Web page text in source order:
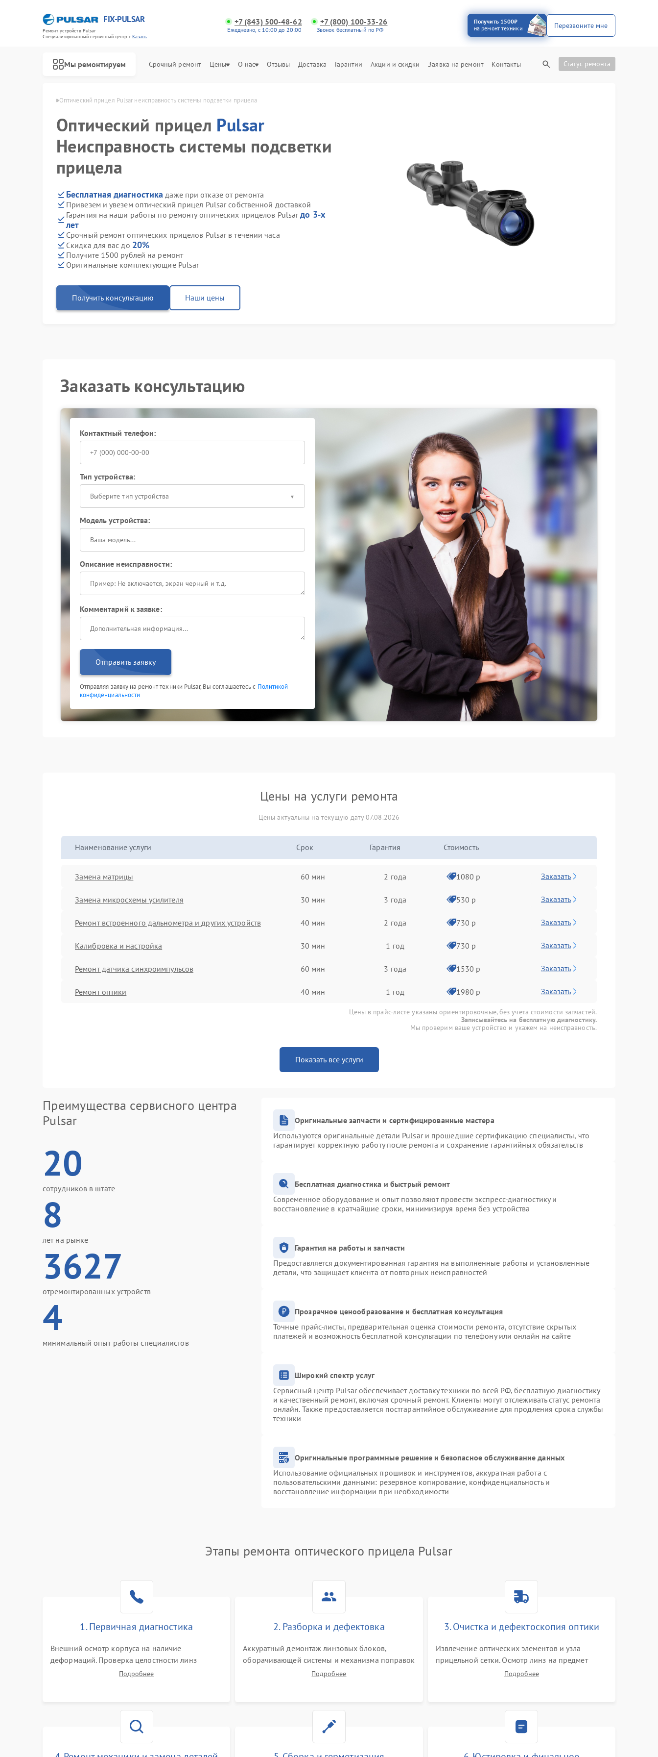
FIX-PULSAR
Ремонт устройств Pulsar
Специализированный cервисный центр г.Казань
+7 (843) 500-48-62
Ежедневно, с 10:00 до 20:00
+7 (800) 100-33-26
Звонок бесплатный по РФ
Получить 1500₽
на ремонт техники
Перезвоните мне
Мы ремонтируем Срочный ремонт Цены О нас Отзывы Доставка Гарантии Акции и скидки Заявка на ремонт Контакты Статус ремонта
Оптический прицел Pulsar неисправность системы подсветки прицела
Оптический прицел Pulsar
Неисправность системы подсветки
прицела
Бесплатная диагностика даже при отказе от ремонта
Привезем и увезем оптический прицел Pulsar собственной доставкой
Гарантия на наши работы по ремонту оптических прицелов Pulsarдо 3-х
лет
Срочный ремонт оптических прицелов Pulsar в течении часа
Скидка для вас до 20%
Получите 1500 рублей на ремонт
Оригинальные комплектующие Pulsar
Получить консультацию Наши цены
Заказать консультацию
Контактный телефон:
Тип устройства:
Выберите тип устройства
Модель устройства:
Описание неисправности:
Комментарий к заявке:
Отправить заявку
Отправляя заявку на ремонт техники Pulsar, Вы соглашаетесь с Политикой
конфиденциальности
Цены на услуги ремонта
Цены актуальны на текущую дату 07.08.2026
Наименование услуги Срок Гарантия Стоимость
Замена матрицы 60 мин 2 года 1080 р Заказать
Замена микросхемы усилителя 30 мин 3 года 530 р Заказать
Ремонт встроенного дальнометра и других устройств 40 мин 2 года 730 р Заказать
Калибровка и настройка 30 мин 1 год 730 р Заказать
Ремонт датчика синхроимпульсов 60 мин 3 года 1530 р Заказать
Ремонт оптики 40 мин 1 год 1980 р Заказать
Цены в прайс-листе указаны ориентировочные, без учета стоимости запчастей.
Записывайтесь на бесплатную диагностику.
Мы проверим ваше устройство и укажем на неисправность.
Показать все услуги
Преимущества сервисного центра
Pulsar
20
сотрудников в штате
8
лет на рынке
3627
отремонтированных устройств
4
минимальный опыт работы специалистов
Оригинальные запчасти и сертифицированные мастера
Используются оригинальные детали Pulsar и прошедшие сертификацию специалисты, что
гарантирует корректную работу после ремонта и сохранение гарантийных обязательств
Бесплатная диагностика и быстрый ремонт
Современное оборудование и опыт позволяют провести экспресс-диагностику и
восстановление в кратчайшие сроки, минимизируя время без устройства
Гарантия на работы и запчасти
Предоставляется документированная гарантия на выполненные работы и установленные
детали, что защищает клиента от повторных неисправностей
Прозрачное ценообразование и бесплатная консультация
Точные прайс-листы, предварительная оценка стоимости ремонта, отсутствие скрытых
платежей и возможность бесплатной консультации по телефону или онлайн на сайте
Широкий спектр услуг
Сервисный центр Pulsar обеспечивает доставку техники по всей РФ, бесплатную диагностику
и качественный ремонт, включая срочный ремонт. Клиенты могут отслеживать статус ремонта
онлайн. Также предоставляется постгарантийное обслуживание для продления срока службы
техники
Оригинальные программные решение и безопасное обслуживание данных
Использование официальных прошивок и инструментов, аккуратная работа с
пользовательскими данными: резервное копирование, конфиденциальность и
восстановление информации при необходимости
Этапы ремонта оптического прицела Pulsar
1. Первичная диагностика
Внешний осмотр корпуса на наличие
деформаций. Проверка целостности линз
объектива и окуляра. Тестирование работы
Подробнее
2. Разборка и дефектовка
Аккуратный демонтаж линзовых блоков,
оборачивающей системы и механизма поправок
спецключами. Осмотр внутренних резьбовых
Подробнее
3. Очистка и дефектоскопия оптики
Извлечение оптических элементов и узла
прицельной сетки. Осмотр линз на предмет
повреждения просветляющего покрытия или
Подробнее